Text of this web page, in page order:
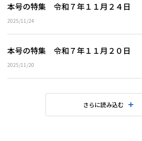
本号の特集 令和７年１１月２４日
2025/11/24
本号の特集 令和７年１１月２０日
2025/11/20
さらに読み込む